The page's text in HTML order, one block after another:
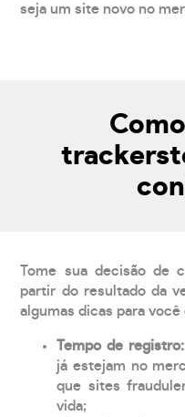
seja um site novo no
Tome sua decisão de
partir do resultado da
algumas dicas para
Tempo de registro:
já estejam no
que sites
vida;